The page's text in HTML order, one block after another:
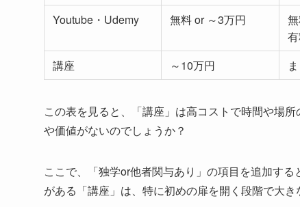
Youtube・Udemy
無料 or ～3万円
講座 ～10万円
この表を見ると、「講座」は高コストで時間や場
や価値がないのでしょうか？
ここで、「独学or他者関与あり」の項目を追加す
がある「講座」は、特に初めの扉を開く段階で大き